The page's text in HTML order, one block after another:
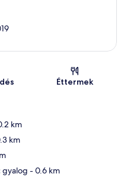
Éttermek
km
km
gyalog - 0.6 km